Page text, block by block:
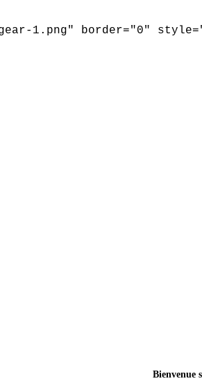
1.png"
Bienvenue sur le